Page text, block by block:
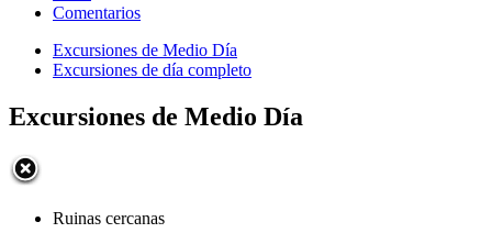
Comentarios
Excursiones de Medio Día
Excursiones de día completo
Excursiones de Medio Día
Ruinas cercanas